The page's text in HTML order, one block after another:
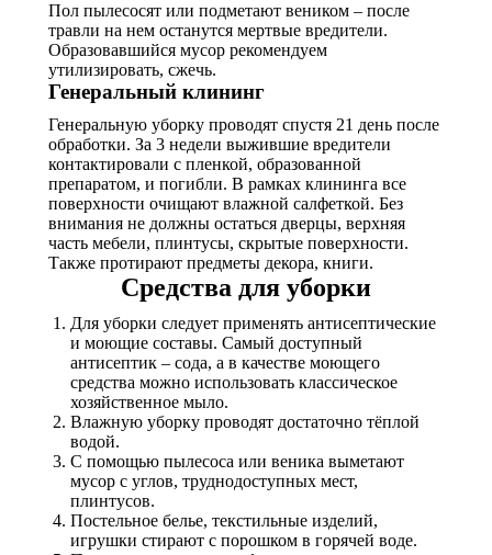
Пол пылесосят или подметают веником – после
травли на нем останутся мертвые вредители.
Образовавшийся мусор рекомендуем
утилизировать, сжечь.
Генеральный клининг
Генеральную уборку проводят спустя 21 день после
обработки. За 3 недели выжившие вредители
контактировали с пленкой, образованной
препаратом, и погибли. В рамках клининга все
поверхности очищают влажной салфеткой. Без
внимания не должны остаться дверцы, верхняя
часть мебели, плинтусы, скрытые поверхности.
Также протирают предметы декора, книги.
Средства для уборки
Для уборки следует применять антисептические
и моющие составы. Самый доступный
антисептик – сода, а в качестве моющего
средства можно использовать классическое
хозяйственное мыло.
Влажную уборку проводят достаточно тёплой
водой.
С помощью пылесоса или веника выметают
мусор с углов, труднодоступных мест,
плинтусов.
Постельное белье, текстильные изделий,
игрушки стирают с порошком в горячей воде.